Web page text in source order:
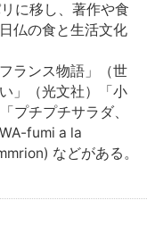
に移し、著作や食
仏の食と生活文化
ランス物語」（世
」（光文社）「小
プチプチサラダ、
fumi a la
などがある。